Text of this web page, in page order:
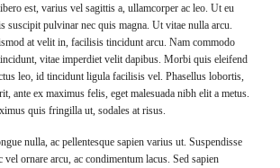
est, varius vel sagittis a, ullamcorper ac leo. Ut eu
suscipit pulvinar nec quis magna. Ut vitae nulla arcu.
at velit in, facilisis tincidunt arcu. Nam commodo
vitae imperdiet velit dapibus. Morbi quis eleifend
leo, id tincidunt ligula facilisis vel. Phasellus lobortis,
ante ex maximus felis, eget malesuada nibh elit a metus.
quis fringilla ut, sodales at risus.
nulla, ac pellentesque sapien varius ut. Suspendisse
ornare arcu, ac condimentum lacus. Sed sapien